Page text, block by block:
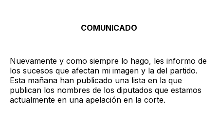
COMUNICADO
Nuevamente y como siempre lo hago, les informo de
los sucesos que afectan mi imagen y la del partido.
Esta mañana han publicado una lista en la que
publican los nombres de los diputados que estamos
actualmente en una apelación en la corte.